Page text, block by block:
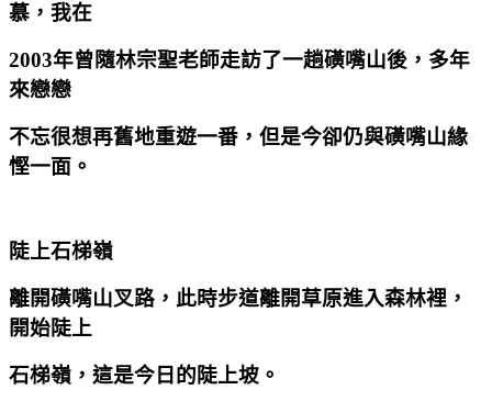
慕，我在
2003年曾隨林宗聖老師走訪了一趟磺嘴山後，多年
來戀戀
不忘很想再舊地重遊一番，但是今卻仍與磺嘴山緣
慳一面。
陡上石梯嶺
離開磺嘴山叉路，此時步道離開草原進入森林裡，
開始陡上
石梯嶺，這是今日的陡上坡。